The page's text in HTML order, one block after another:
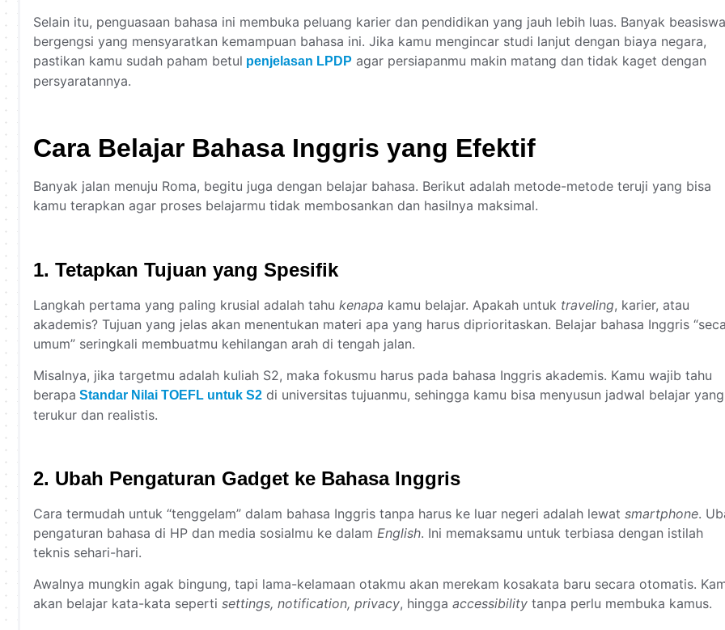
Selain itu, penguasaan bahasa ini membuka peluang karier dan pendidikan yang jauh lebih luas. Banyak beasiswa
bergengsi yang mensyaratkan kemampuan bahasa ini. Jika kamu mengincar studi lanjut dengan biaya negara,
pastikan kamu sudah paham betul penjelasan LPDP agar persiapanmu makin matang dan tidak kaget dengan
persyaratannya.
Cara Belajar Bahasa Inggris yang Efektif
Banyak jalan menuju Roma, begitu juga dengan belajar bahasa. Berikut adalah metode-metode teruji yang bisa
kamu terapkan agar proses belajarmu tidak membosankan dan hasilnya maksimal.
1. Tetapkan Tujuan yang Spesifik
Langkah pertama yang paling krusial adalah tahu kenapa kamu belajar. Apakah untuk traveling, karier, atau
akademis? Tujuan yang jelas akan menentukan materi apa yang harus diprioritaskan. Belajar bahasa Inggris
umum” seringkali membuatmu kehilangan arah di tengah jalan.
Misalnya, jika targetmu adalah kuliah S2, maka fokusmu harus pada bahasa Inggris akademis. Kamu wajib tahu
berapa Standar Nilai TOEFL untuk S2 di universitas tujuanmu, sehingga kamu bisa menyusun jadwal belajar yang
terukur dan realistis.
2. Ubah Pengaturan Gadget ke Bahasa Inggris
Cara termudah untuk “tenggelam” dalam bahasa Inggris tanpa harus ke luar negeri adalah lewat smartphone.
pengaturan bahasa di HP dan media sosialmu ke dalam English. Ini memaksamu untuk terbiasa dengan istilah
teknis sehari-hari.
Awalnya mungkin agak bingung, tapi lama-kelamaan otakmu akan merekam kosakata baru secara otomatis.
akan belajar kata-kata seperti settings, notification, privacy, hingga accessibility tanpa perlu membuka kamus.